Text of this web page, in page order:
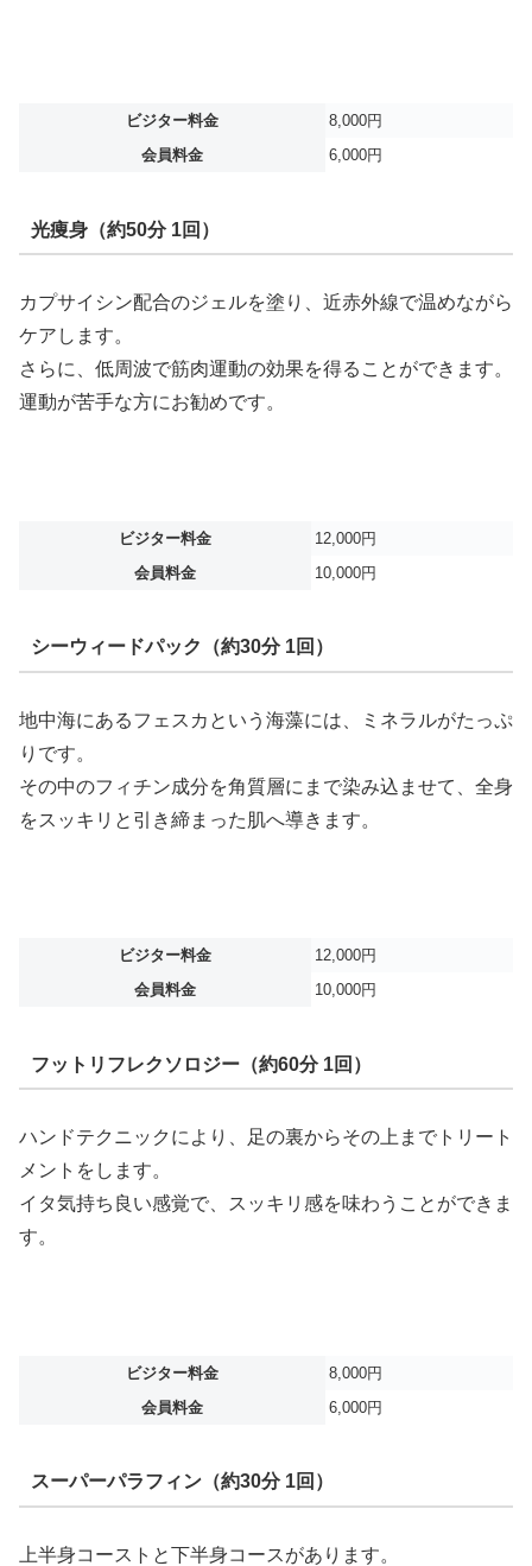
ビジター料金
8,000円
会員料金
6,000円
光痩身（約50分 1回）
カプサイシン配合のジェルを塗り、近赤外線で温めながら
ケアします。
さらに、低周波で筋肉運動の効果を得ることができます。
運動が苦手な方にお勧めです。
ビジター料金
12,000円
会員料金
10,000円
シーウィードパック（約30分 1回）
地中海にあるフェスカという海藻には、ミネラルがたっぷ
りです。
その中のフィチン成分を角質層にまで染み込ませて、全身
をスッキリと引き締まった肌へ導きます。
ビジター料金
12,000円
会員料金
10,000円
フットリフレクソロジー（約60分 1回）
ハンドテクニックにより、足の裏からその上までトリート
メントをします。
イタ気持ち良い感覚で、スッキリ感を味わうことができま
す。
ビジター料金
8,000円
会員料金
6,000円
スーパーパラフィン（約30分 1回）
上半身コーストと下半身コースがあります。